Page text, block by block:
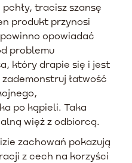
tracisz szansę
produkt przynosi
opowiadać
problemu
który drapie się i jest
łatwość
po kąpieli. Taka
więź z odbiorcą.
zachowań pokazują
z cech na korzyści